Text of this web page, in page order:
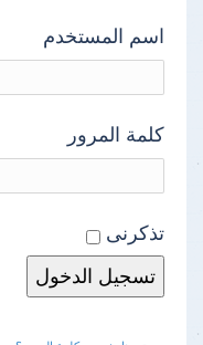
اسم المستخدم
كلمة المرور
تذكرنى